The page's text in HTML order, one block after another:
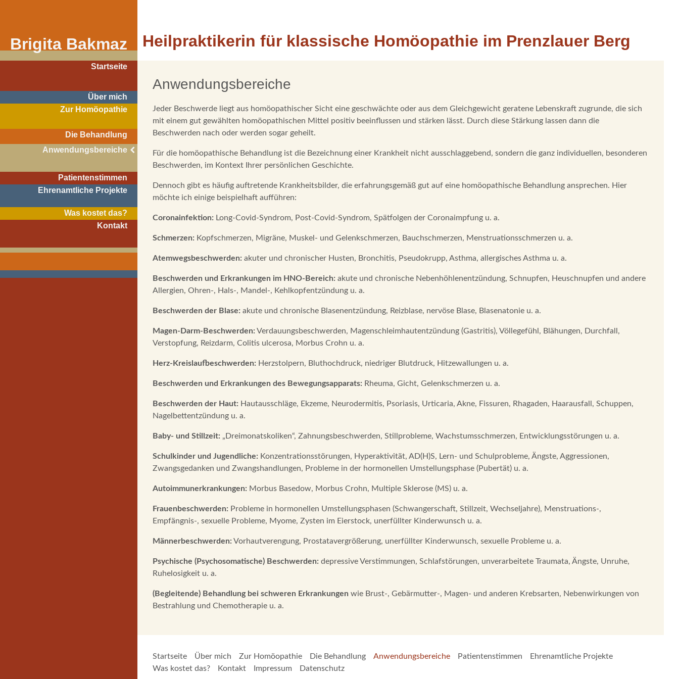
SkipBrigita Bakmaz
Startseite
Über mich
Zur Homöopathie
Die Behandlung
Anwendungsbereiche
Patientenstimmen
Ehrenamtliche Projekte
Was kostet das?
Kontakt
Heilpraktikerin für klassische Homöopathie im Prenzlauer Berg
Anwendungsbereiche
Jeder Beschwerde liegt aus homöopathischer Sicht eine geschwächte oder aus dem Gleichgewicht geratene Lebenskraft zugrunde, die sich
mit einem gut gewählten homöopathischen Mittel positiv beeinflussen und stärken lässt. Durch diese Stärkung lassen dann die
Beschwerden nach oder werden sogar geheilt.
Für die homöopathische Behandlung ist die Bezeichnung einer Krankheit nicht ausschlaggebend, sondern die ganz individuellen, besonderen
Beschwerden, im Kontext Ihrer persönlichen Geschichte.
Dennoch gibt es häufig auftretende Krankheitsbilder, die erfahrungsgemäß gut auf eine homöopathische Behandlung ansprechen. Hier
möchte ich einige beispielhaft aufführen:
Coronainfektion: Long-Covid-Syndrom, Post-Covid-Syndrom, Spätfolgen der Coronaimpfung u. a.
Schmerzen: Kopfschmerzen, Migräne, Muskel- und Gelenkschmerzen, Bauchschmerzen, Menstruationsschmerzen u. a.
Atemwegsbeschwerden: akuter und chronischer Husten, Bronchitis, Pseudokrupp, Asthma, allergisches Asthma u. a.
Beschwerden und Erkrankungen im HNO-Bereich: akute und chronische Nebenhöhlenentzündung, Schnupfen, Heuschnupfen und andere
Allergien, Ohren-, Hals-, Mandel-, Kehlkopfentzündung u. a.
Beschwerden der Blase: akute und chronische Blasenentzündung, Reizblase, nervöse Blase, Blasenatonie u. a.
Magen-Darm-Beschwerden: Verdauungsbeschwerden, Magenschleimhautentzündung (Gastritis), Völlegefühl, Blähungen, Durchfall,
Verstopfung, Reizdarm, Colitis ulcerosa, Morbus Crohn u. a.
Herz-Kreislaufbeschwerden: Herzstolpern, Bluthochdruck, niedriger Blutdruck, Hitzewallungen u. a.
Beschwerden und Erkrankungen des Bewegungsapparats: Rheuma, Gicht, Gelenkschmerzen u. a.
Beschwerden der Haut: Hautausschläge, Ekzeme, Neurodermitis, Psoriasis, Urticaria, Akne, Fissuren, Rhagaden, Haarausfall, Schuppen,
Nagelbettentzündung u. a.
Baby- und Stillzeit: „Dreimonatskoliken“, Zahnungsbeschwerden, Stillprobleme, Wachstumsschmerzen, Entwicklungsstörungen u. a.
Schulkinder und Jugendliche: Konzentrationsstörungen, Hyperaktivität, AD(H)S, Lern- und Schulprobleme, Ängste, Aggressionen,
Zwangsgedanken und Zwangshandlungen, Probleme in der hormonellen Umstellungsphase (Pubertät) u. a.
Autoimmunerkrankungen: Morbus Basedow, Morbus Crohn, Multiple Sklerose (MS) u. a.
Frauenbeschwerden: Probleme in hormonellen Umstellungsphasen (Schwangerschaft, Stillzeit, Wechseljahre), Menstruations-,
Empfängnis-, sexuelle Probleme, Myome, Zysten im Eierstock, unerfüllter Kinderwunsch u. a.
Männerbeschwerden: Vorhautverengung, Prostatavergrößerung, unerfüllter Kinderwunsch, sexuelle Probleme u. a.
Psychische (Psychosomatische) Beschwerden: depressive Verstimmungen, Schlafstörungen, unverarbeitete Traumata, Ängste, Unruhe,
Ruhelosigkeit u. a.
(Begleitende) Behandlung bei schweren Erkrankungen wie Brust-, Gebärmutter-, Magen- und anderen Krebsarten, Nebenwirkungen von
Bestrahlung und Chemotherapie u. a.
Startseite Über mich Zur Homöopathie Die Behandlung Anwendungsbereiche Patientenstimmen
Ehrenamtliche Projekte
Was kostet das?
Kontakt Impressum Datenschutz